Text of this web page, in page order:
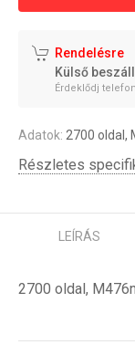
Rendelésre
Külső
Érdeklődj
Adatok: 2700 oldal,
Részletes
LEÍRÁS
2700 oldal,